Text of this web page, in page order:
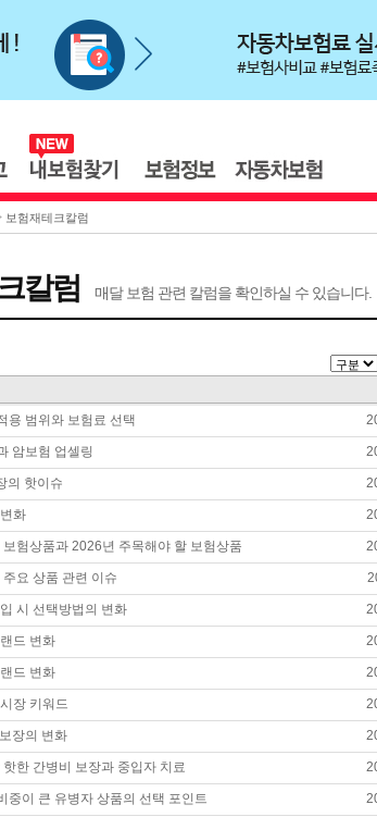
보험재테크칼럼
칼럼 매달 보험 관련 칼럼을 확인하실 수 있습니다.
용 범위와 보험료 선택
암보험 업셀링
의 핫이슈
화
험상품과 2026년 주목해야 할 보험상품
요 상품 관련 이슈
시 선택방법의 변화
드 변화
드 변화
장 키워드
장의 변화
한 간병비 보장과 중입자 치료
중이 큰 유병자 상품의 선택 포인트